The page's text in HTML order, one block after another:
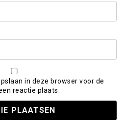
in deze browser voor de
reactie plaats.